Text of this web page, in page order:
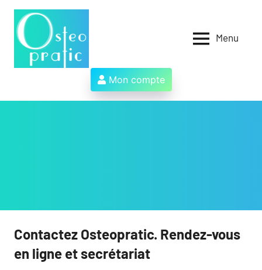
Aller
contenu
des
ostéopathes
et
Menu
Mon compte
Contactez Osteopratic. Rendez-vous
en ligne et secrétariat